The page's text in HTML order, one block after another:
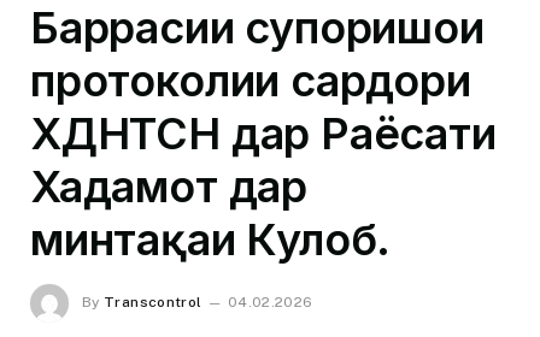
Баррасии супоришҳои
протоколии сардори
ХДНТСН дар Раёсати
Хадамот дар
минтақаи Кулоб.
By Transcontrol 04.02.2026